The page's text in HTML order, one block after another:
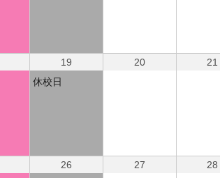
19
休校日
20 21
26
27 28